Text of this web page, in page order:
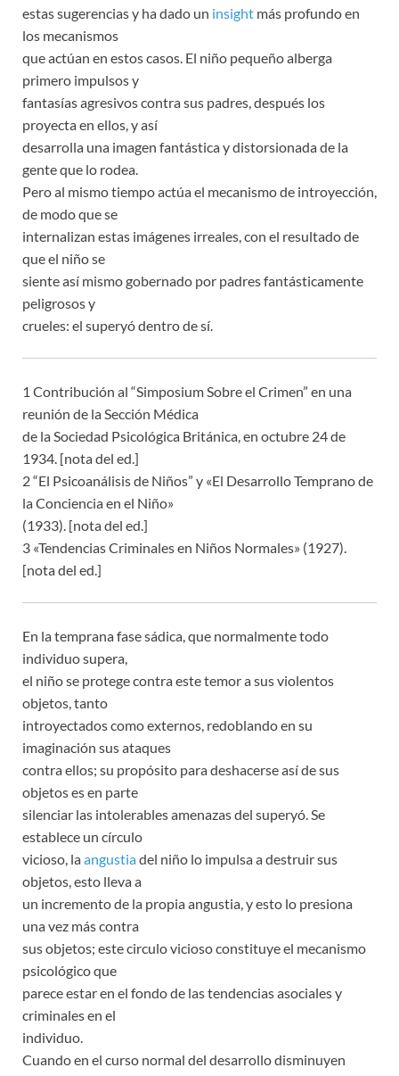
estas sugerencias y ha dado un insight más profundo en
los mecanismos
que actúan en estos casos. El niño pequeño alberga
primero impulsos y
fantasías agresivos contra sus padres, después los
proyecta en ellos, y así
desarrolla una imagen fantástica y distorsionada de la
gente que lo rodea.
Pero al mismo tiempo actúa el mecanismo de introyección,
de modo que se
internalizan estas imágenes irreales, con el resultado de
que el niño se
siente así mismo gobernado por padres fantásticamente
peligrosos y
crueles: el superyó dentro de sí.
1 Contribución al “Simposium Sobre el Crimen” en una
reunión de la Sección Médica
de la Sociedad Psicológica Británica, en octubre 24 de
1934. [nota del ed.]
2 “El Psicoanálisis de Niños” y «El Desarrollo Temprano de
la Conciencia en el Niño»
(1933). [nota del ed.]
3 «Tendencias Criminales en Niños Normales» (1927).
[nota del ed.]
En la temprana fase sádica, que normalmente todo
individuo supera,
el niño se protege contra este temor a sus violentos
objetos, tanto
introyectados como externos, redoblando en su
imaginación sus ataques
contra ellos; su propósito para deshacerse así de sus
objetos es en parte
silenciar las intolerables amenazas del superyó. Se
establece un círculo
vicioso, laangustiadel niño lo impulsa a destruir sus
objetos, esto lleva a
un incremento de la propia angustia, y esto lo presiona
una vez más contra
sus objetos; este circulo vicioso constituye el mecanismo
psicológico que
parece estar en el fondo de las tendencias asociales y
criminales en el
individuo.
Cuando en el curso normal del desarrollo disminuyen